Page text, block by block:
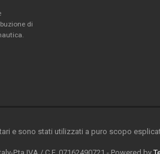
di
e sono stati utilizzati a puro scopo